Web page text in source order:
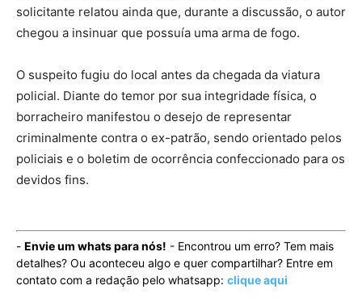
solicitante relatou ainda que, durante a discussão, o autor
chegou a insinuar que possuía uma arma de fogo.
O suspeito fugiu do local antes da chegada da viatura
policial. Diante do temor por sua integridade física, o
borracheiro manifestou o desejo de representar
criminalmente contra o ex-patrão, sendo orientado pelos
policiais e o boletim de ocorrência confeccionado para os
devidos fins.
- Envie um whats para nós! - Encontrou um erro? Tem mais
detalhes? Ou aconteceu algo e quer compartilhar? Entre em
contato com a redação pelo whatsapp: clique aqui